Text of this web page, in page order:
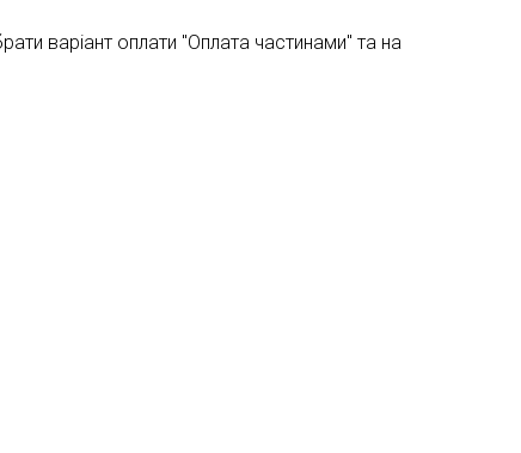
варіант оплати "Оплата частинами" та на